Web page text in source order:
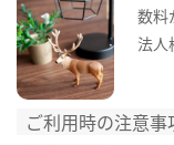
数料
法人
ご利用時の注意事